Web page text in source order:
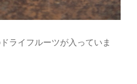
ライフルーツが入っていま